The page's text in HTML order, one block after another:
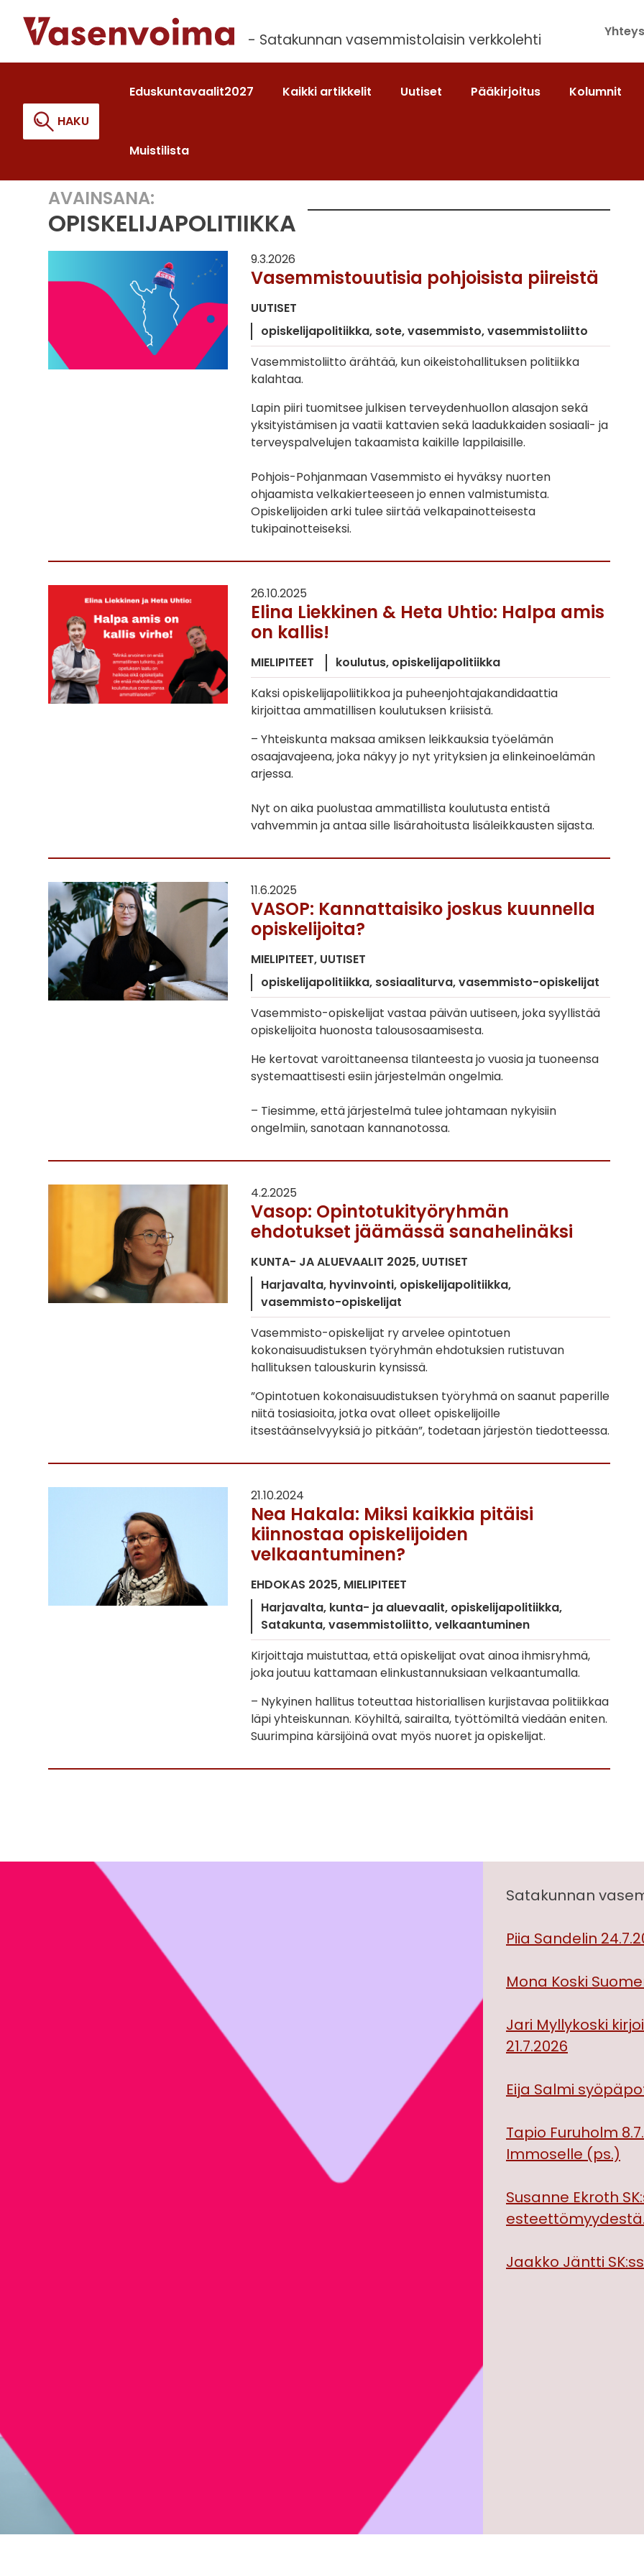
sisältöön
- Satakunnan vasemmistolaisin verkkolehti
HAKU
Eduskuntavaalit2027 Kaikki artikkelit Uutiset Pääkirjoitus Kolumnit
Muistilista
Haku:
AVAINSANA:
OPISKELIJAPOLITIIKKA
9.3.2026
Vasemmistouutisia pohjoisista piireistä
UUTISET
opiskelijapolitiikka sote vasemmisto vasemmistoliitto
Vasemmistoliitto ärähtää, kun oikeistohallituksen politiikka
kalahtaa.
Lapin piiri tuomitsee julkisen terveydenhuollon alasajon sekä
yksityistämisen ja vaatii kattavien sekä laadukkaiden sosiaali- ja
terveyspalvelujen takaamista kaikille lappilaisille.
Pohjois-Pohjanmaan Vasemmisto ei hyväksy nuorten
ohjaamista velkakierteeseen jo ennen valmistumista.
Opiskelijoiden arki tulee siirtää velkapainotteisesta
tukipainotteiseksi.
26.10.2025
Elina Liekkinen & Heta Uhtio: Halpa amis
on kallis!
MIELIPITEET koulutus opiskelijapolitiikka
Kaksi opiskelijapoliitikkoa ja puheenjohtajakandidaattia
kirjoittaa ammatillisen koulutuksen kriisistä.
– Yhteiskunta maksaa amiksen leikkauksia työelämän
osaajavajeena, joka näkyy jo nyt yrityksien ja elinkeinoelämän
arjessa.
Nyt on aika puolustaa ammatillista koulutusta entistä
vahvemmin ja antaa sille lisärahoitusta lisäleikkausten sijasta.
11.6.2025
VASOP: Kannattaisiko joskus kuunnella
opiskelijoita?
MIELIPITEET UUTISET
opiskelijapolitiikka sosiaaliturva vasemmisto-opiskelijat
Vasemmisto-opiskelijat vastaa päivän uutiseen, joka syyllistää
opiskelijoita huonosta talousosaamisesta.
He kertovat varoittaneensa tilanteesta jo vuosia ja tuoneensa
systemaattisesti esiin järjestelmän ongelmia.
– Tiesimme, että järjestelmä tulee johtamaan nykyisiin
ongelmiin, sanotaan kannanotossa.
4.2.2025
Vasop: Opintotukityöryhmän
ehdotukset jäämässä sanahelinäksi
KUNTA- JA ALUEVAALIT 2025 UUTISET
Harjavalta hyvinvointi opiskelijapolitiikka
vasemmisto-opiskelijat
Vasemmisto-opiskelijat ry arvelee opintotuen
kokonaisuudistuksen työryhmän ehdotuksien rutistuvan
hallituksen talouskurin kynsissä.
”Opintotuen kokonaisuudistuksen työryhmä on saanut paperille
niitä tosiasioita, jotka ovat olleet opiskelijoille
itsestäänselvyyksiä jo pitkään”, todetaan järjestön tiedotteessa.
21.10.2024
Nea Hakala: Miksi kaikkia pitäisi
kiinnostaa opiskelijoiden
velkaantuminen?
EHDOKAS 2025 MIELIPITEET
Harjavalta kunta- ja aluevaalit opiskelijapolitiikka
Satakunta vasemmistoliitto velkaantuminen
Kirjoittaja muistuttaa, että opiskelijat ovat ainoa ihmisryhmä,
joka joutuu kattamaan elinkustannuksiaan velkaantumalla.
– Nykyinen hallitus toteuttaa historiallisen kurjistavaa politiikkaa
läpi yhteiskunnan. Köyhiltä, sairailta, työttömiltä viedään eniten.
Suurimpina kärsijöinä ovat myös nuoret ja opiskelijat.
Satakunnan
Piia Sandelin
Mona Koski
Jari Myllykoski
21.7.2026
Eija Salmi
Tapio Furuholm
Immoselle (ps.)
Susanne Ekroth
esteettömyydestä.
Jaakko Jäntti